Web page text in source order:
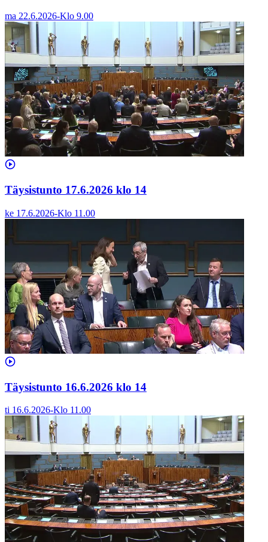
ma 22.6.2026-Klo 9.00
Täysistunto 17.6.2026 klo 14
ke 17.6.2026-Klo 11.00
Täysistunto 16.6.2026 klo 14
ti 16.6.2026-Klo 11.00